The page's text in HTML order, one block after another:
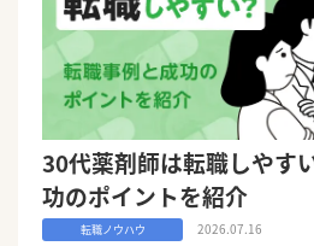
30代薬剤師は転職しやす
功のポイントを紹介
転職ノウハウ 2026.07.16